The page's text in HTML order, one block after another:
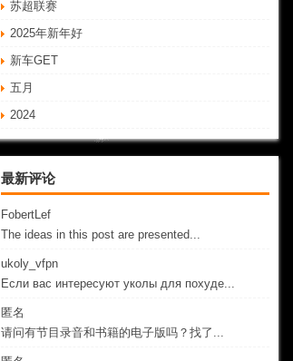
苏超联赛
2025年新年好
新车GET
五月
2024
最新评论
FobertLef
The ideas in this post are presented...
ukoly_vfpn
Если вас интересуют уколы для похуде...
匿名
请问有节目录音和书籍的电子版吗？找了...